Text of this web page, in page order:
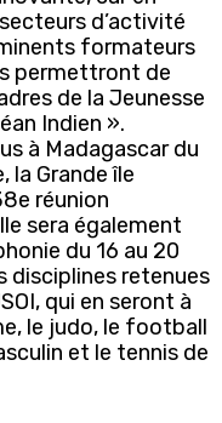
d’activité
formateurs
permettront de
de la Jeunesse
Indien ».
à Madagascar du
la Grande île
réunion
sera également
du 16 au 20
disciplines retenues
qui en seront à
le judo, le football
et le tennis de